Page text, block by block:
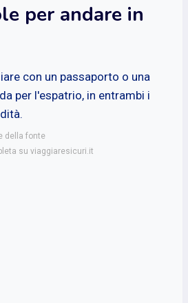
per andare in
con un passaporto o una
per l'espatrio, in entrambi i
della fonte
su viaggiaresicuri.it